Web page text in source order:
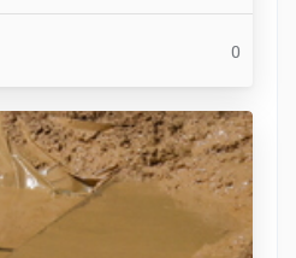
0